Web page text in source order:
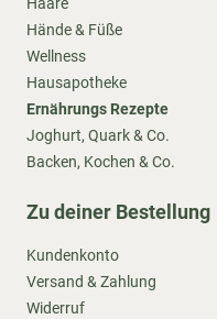
Hände & Füße
Wellness
Hausapotheke
Ernährungs Rezepte
Joghurt, Quark & Co.
Backen, Kochen & Co.
Zu deiner Bestellung
Kundenkonto
Versand & Zahlung
Widerruf